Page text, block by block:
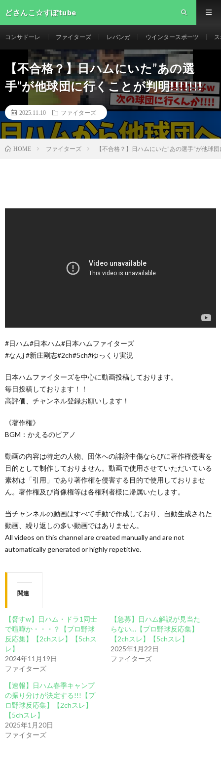
どさんこ☆すぽtube
コンサドーレ ファイターズ レバンガ ウインタースポーツ
【不合格？】日ハムにいた”あの選
手”が他球団に行くことが判明!!!!!!!
2025.11.10 ファイターズ
HOME ファイターズ 【不合格？】日ハムにいた”あの選手”が他
#日ハム#日本ハム#日本ハムファイターズ
#なんj #新庄剛志#2ch#5ch#ゆっくり実況
日本ハムファイターズを中心に動画投稿しております。
毎日投稿しております！！
高評価、チャンネル登録お願いします！
《著作権》
BGM：かえるのピアノ
動画の内容は特定の人物、団体への誹謗中傷ならびに著作権侵害を
目的として制作しておりません。動画で使用させていただいている
素材は「引用」であり著作権を侵害する目的で使用しておりませ
ん。著作権及び肖像権等は各権利者様に帰属いたします。
当チャンネルの動画はすべて手動で作成しており、自動生成された
動画、繰り返しの多い動画ではありません。
All videos on this channel are created manually and are not
automatically generated or highly repetitive.
関連
【脅すw】日ハム・ドラ1同士
で喧嘩か・・・？【プロ野球
反応集】【2chスレ】【5chス
レ】
2024年11月19日
ファイターズ
【急募】日ハム解説が見当た
らない…【プロ野球反応集】
【2chスレ】【5chスレ】
2025年1月22日
ファイターズ
【速報】日ハム春季キャンプ
の振り分けが決定する!!!【プ
ロ野球反応集】【2chスレ】
【5chスレ】
2025年1月20日
ファイターズ